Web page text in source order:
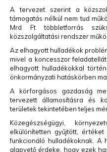
A tervezet szerint a
támogatás nélkül nem tud
Mrd Ft többletforrás
közszolgáltatási rendszer
Az elhagyott hulladékok
mivel a koncesszor
elhagyott hulladékokkal
önkormányzati hatáskörben
A körforgásos gazdaság
tervezett államosításra és
területek tekintetében teljes
Közegészségügyi,
elkülönítetten gyűjtött, értéket
funkcionáló hulladékoknak. A
alapvető érdeke, hogy ezek